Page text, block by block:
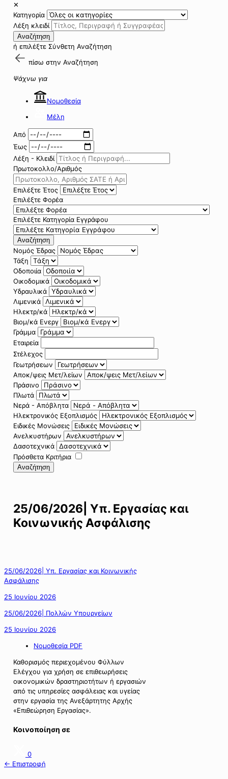
✕
Κατηγορία
Λέξη κλειδί
Αναζήτηση
ή επιλέξτε Σύνθετη Αναζήτηση
πίσω στην Αναζήτηση
Ψάχνω για
Νομοθεσία
Μέλη
Από
Έως
Λέξη - Κλειδί
Πρωτοκολλο/Αριθμός
Επιλέξτε Έτος
Επιλέξτε Φορέα
Επιλέξτε Κατηγορία Εγγράφου
Αναζήτηση
Νομός Έδρας
Τάξη
Οδοποιία
Οικοδομικά
Υδραυλικά
Λιμενικά
Ηλεκτρ/κά
Βιομ/κά Ενεργ
Γράμμα
Εταιρεία
Στέλεχος
Γεωτρήσεων
Αποκ/ψεις Μετ/λείων
Πράσινο
Πλωτά
Νερά - Απόβλητα
Ηλεκτρονικός Εξοπλισμός
Ειδικές Μονώσεις
Ανελκυστήρων
Δασοτεχνικά
Πρόσθετα Κριτήρια
Αναζήτηση
25/06/2026| Υπ. Εργασίας και
Κοινωνικής Ασφάλισης
25/06/2026| Υπ. Εργασίας και Κοινωνικής
Ασφάλισης
25 Ιουνίου 2026
25/06/2026| Πολλών Υπουργείων
25 Ιουνίου 2026
Νομοθεσία PDF
Καθορισμός περιεχομένου Φύλλων
Ελέγχου για χρήση σε επιθεωρήσεις
οικονομικών δραστηριοτήτων ή εργασιών
από τις υπηρεσίες ασφάλειας και υγείας
στην εργασία της Ανεξάρτητης Αρχής
«Επιθεώρηση Εργασίας».
Κοινοποίηση σε
0
← Επιστροφή